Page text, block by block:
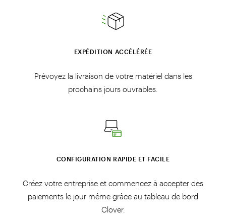
EXPÉDITION ACCÉLÉRÉE
Prévoyez la livraison de votre matériel dans les
prochains jours ouvrables.
CONFIGURATION RAPIDE ET FACILE
Créez votre entreprise et commencez à accepter des
paiements le jour même grâce au tableau de bord
Clover.